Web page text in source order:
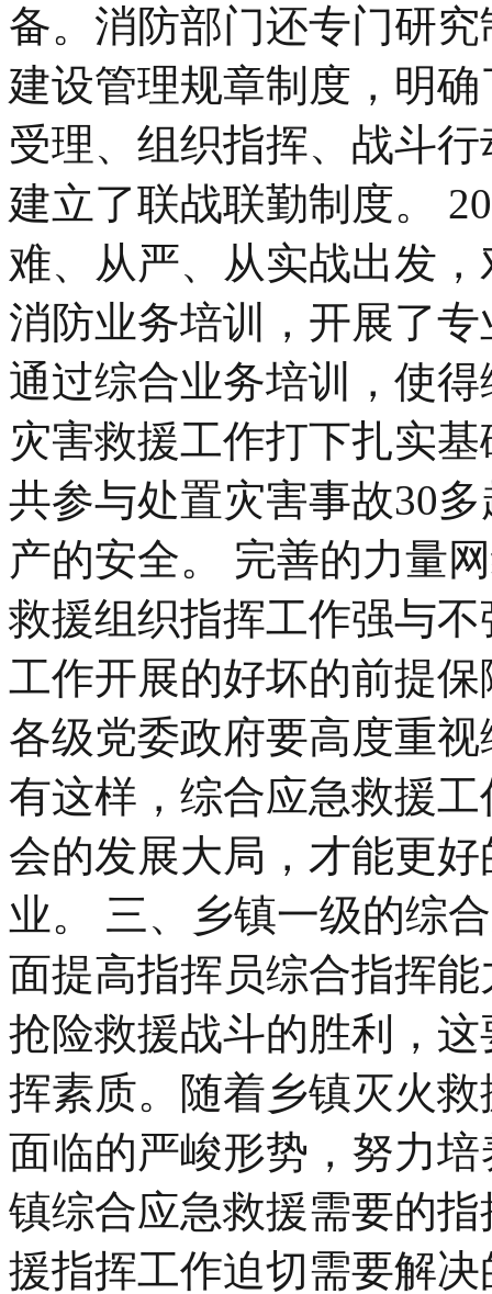
备。消防部门还专门研
建设管理规章制度，明
受理、组织指挥、战斗
建立了联战联勤制度。
难、从严、从实战出发
消防业务培训，开展了
通过综合业务培训，使
灾害救援工作打下扎实
共参与处置灾害事故30
产的安全。 完善的力量
救援组织指挥工作强与
工作开展的好坏的前提
各级党委政府要高度重
有这样，综合应急救援
会的发展大局，才能更
业。 三、乡镇一级的综
面提高指挥员综合指挥
抢险救援战斗的胜利，
挥素质。随着乡镇灭火
面临的严峻形势，努力
镇综合应急救援需要的
援指挥工作迫切需要解